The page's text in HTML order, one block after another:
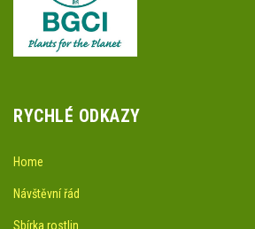
RYCHLÉ ODKAZY
Home
Návštěvní řád
Sbírka rostlin